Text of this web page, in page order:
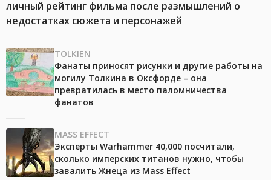
личный рейтинг фильма после размышлений о
недостатках сюжета и персонажей
TOLKIEN
Фанаты приносят рисунки и другие работы на
могилу Толкина в Оксфорде – она
превратилась в место паломничества
фанатов
MASS EFFECT
Эксперты Warhammer 40,000 посчитали,
сколько имперских титанов нужно, чтобы
завалить Жнеца из Mass Effect